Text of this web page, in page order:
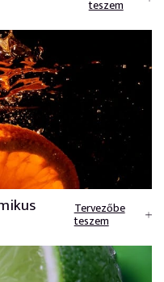
teszem
Tervezőbe
teszem